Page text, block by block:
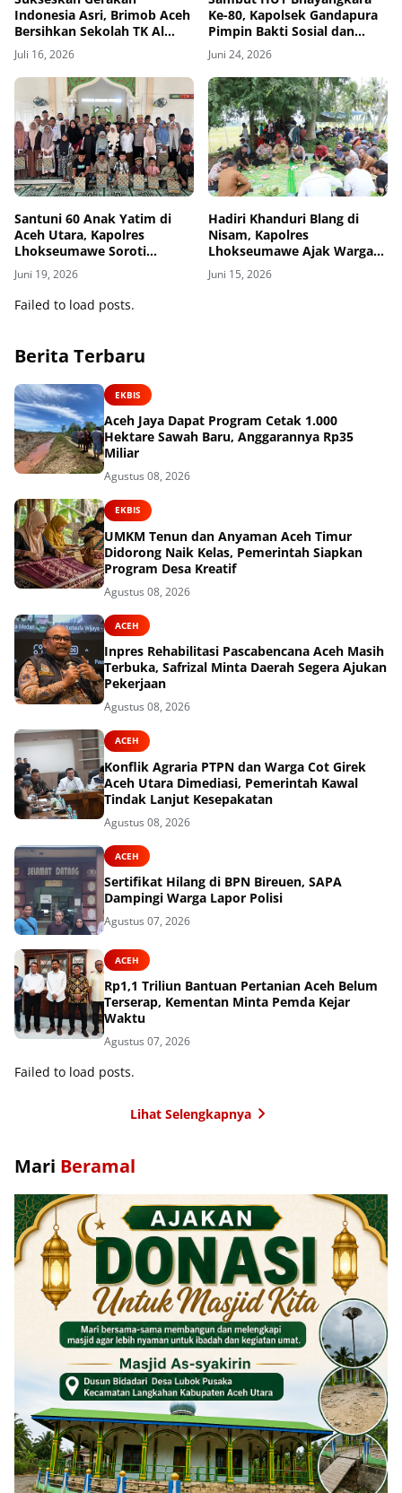
Indonesia Asri, Brimob Aceh
Bersihkan Sekolah TK Al
Jabal Nur
Juli 16, 2026
Ke-80, Kapolsek Gandapura
Pimpin Bakti Sosial dan
Salurkan Bantuan untuk
Masyarakat
Juni 24, 2026
Santuni 60 Anak Yatim di
Aceh Utara, Kapolres
Lhokseumawe Soroti
Dukungan Pendidikan
Juni 19, 2026
Hadiri Khanduri Blang di
Nisam, Kapolres
Lhokseumawe Ajak Warga
Jaga Kamtibmas dan
Ketahanan Pangan
Juni 15, 2026
Failed to load posts.
Berita Terbaru
EKBIS
Aceh Jaya Dapat Program Cetak 1.000
Hektare Sawah Baru, Anggarannya Rp35
Miliar
Agustus 08, 2026
EKBIS
UMKM Tenun dan Anyaman Aceh Timur
Didorong Naik Kelas, Pemerintah Siapkan
Program Desa Kreatif
Agustus 08, 2026
ACEH
Inpres Rehabilitasi Pascabencana Aceh Masih
Terbuka, Safrizal Minta Daerah Segera Ajukan
Pekerjaan
Agustus 08, 2026
ACEH
Konflik Agraria PTPN dan Warga Cot Girek
Aceh Utara Dimediasi, Pemerintah Kawal
Tindak Lanjut Kesepakatan
Agustus 08, 2026
ACEH
Sertifikat Hilang di BPN Bireuen, SAPA
Dampingi Warga Lapor Polisi
Agustus 07, 2026
ACEH
Rp1,1 Triliun Bantuan Pertanian Aceh Belum
Terserap, Kementan Minta Pemda Kejar
Waktu
Agustus 07, 2026
Failed to load posts.
Lihat Selengkapnya
Mari Beramal